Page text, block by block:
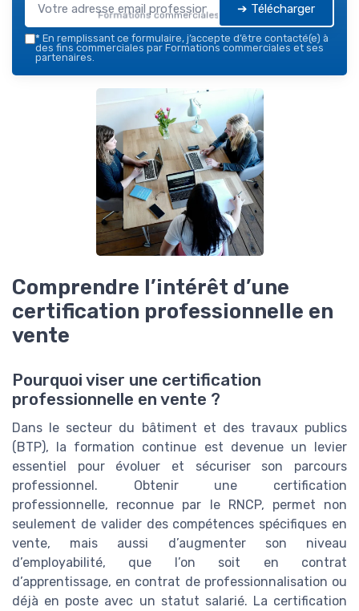
Formations commerciales — 2026➔ Télécharger
* En remplissant ce formulaire, j’accepte d’être contacté(e) à
des fins commerciales par Formations commerciales et ses
partenaires.
Comprendre l’intérêt d’une
certification professionnelle en
vente
Pourquoi viser une certification
professionnelle en vente ?
Dans le secteur du bâtiment et des travaux publics
(BTP), la formation continue est devenue un levier
essentiel pour évoluer et sécuriser son parcours
professionnel. Obtenir une certification
professionnelle, reconnue par le RNCP, permet non
seulement de valider des compétences spécifiques en
vente, mais aussi d’augmenter son niveau
d’employabilité, que l’on soit en contrat
d’apprentissage, en contrat de professionnalisation ou
déjà en poste avec un statut salarié. La certification